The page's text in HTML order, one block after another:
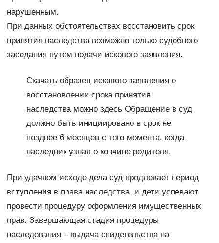
нарушенным.
При данных обстоятельствах восстановить срок
принятия наследства возможно только судебного
заседания путем подачи искового заявления.
Скачать образец искового заявления о
восстановлении срока принятия
наследства можно здесь Обращение в суд
должно быть инициировано в срок не
позднее 6 месяцев с того момента, когда
наследник узнал о кончине родителя.
При удачном исходе дела суд продлевает период
вступления в права наследства, и дети успевают
провести процедуру оформления имущественных
прав. Завершающая стадия процедуры
наследования – выдача свидетельства на